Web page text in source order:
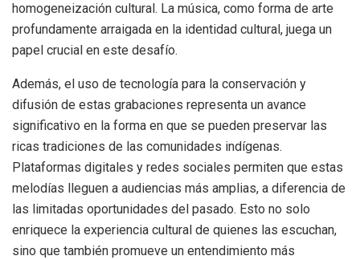
homogeneización cultural. La música, como forma de arte
profundamente arraigada en la identidad cultural, juega un
papel crucial en este desafío.
Además, el uso de tecnología para la conservación y
difusión de estas grabaciones representa un avance
significativo en la forma en que se pueden preservar las
ricas tradiciones de las comunidades indígenas.
Plataformas digitales y redes sociales permiten que estas
melodías lleguen a audiencias más amplias, a diferencia de
las limitadas oportunidades del pasado. Esto no solo
enriquece la experiencia cultural de quienes las escuchan,
sino que también promueve un entendimiento más